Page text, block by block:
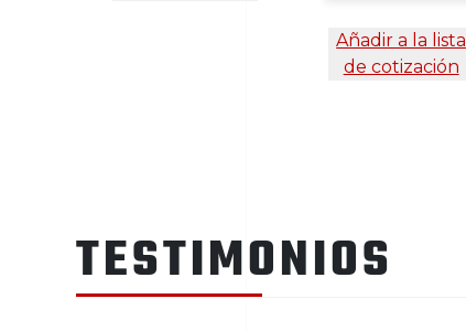
Añadir a la lista
de cotización
TESTIMONIOS